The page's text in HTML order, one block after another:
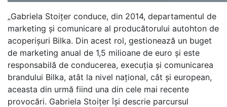
„Gabriela Stoițer conduce, din 2014, departamentul de
marketing și comunicare al producătorului autohton de
acoperișuri Bilka. Din acest rol, gestionează un buget
de marketing anual de 1,5 milioane de euro și este
responsabilă de conducerea, execuția și comunicarea
brandului Bilka, atât la nivel național, cât și european,
aceasta din urmă fiind una din cele mai recente
provocări. Gabriela Stoițer își descrie parcursul